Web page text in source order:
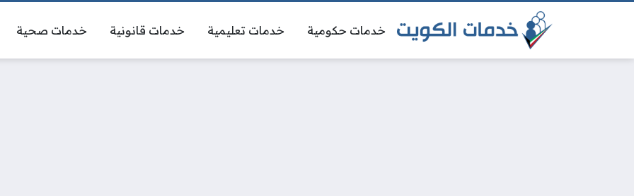
خدمات حكومية خدمات تعليمية خدمات قانونية خدمات صحية